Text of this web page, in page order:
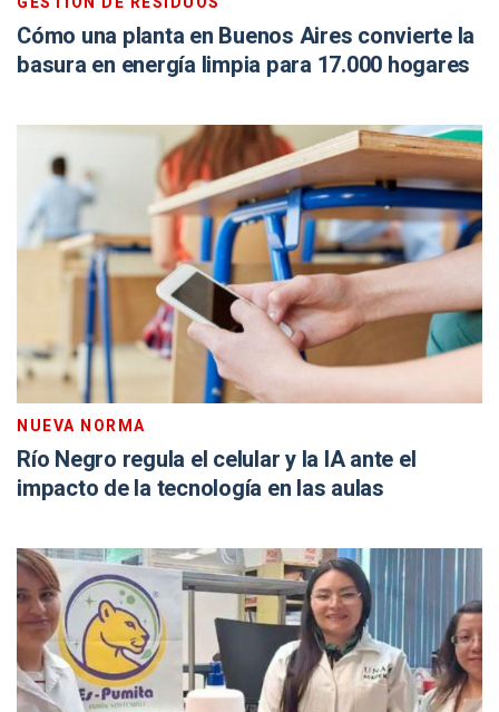
Cómo una planta en Buenos Aires convierte la
basura en energía limpia para 17.000 hogares
NUEVA NORMA
Río Negro regula el celular y la IA ante el
impacto de la tecnología en las aulas